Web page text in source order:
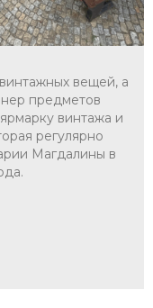
вещей, а
предметов
винтажа и
регулярно
Магдалины в